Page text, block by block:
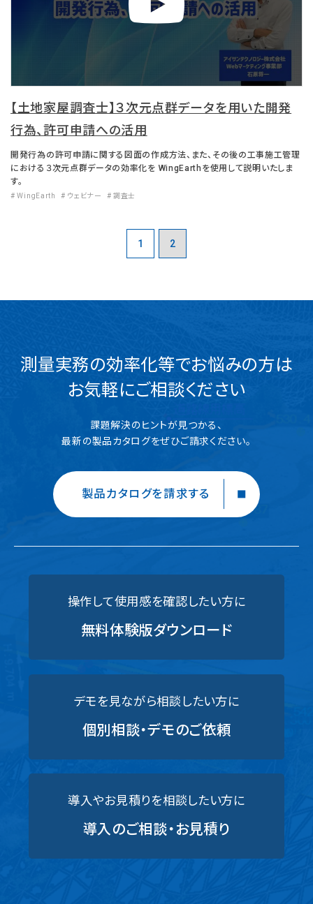
【土地家屋調査士】３次元点群データを用いた開発
行為、許可申請への活用
開発行為の許可申請に関する図面の作成方法、また、その後の工事施工管理
における３次元点群データの効率化を WingEarthを使用して説明いたしま
す。
# WingEarth # ウェビナー # 調査士
1 2
測量実務の効率化等でお悩みの方は
お気軽にご相談ください
課題解決のヒントが見つかる、
最新の製品カタログをぜひご請求ください。
製品カタログを請求する
操作して使用感を確認したい方に
無料体験版ダウンロード
デモを見ながら相談したい方に
個別相談・デモのご依頼
導入やお見積りを相談したい方に
導入のご相談・お見積り